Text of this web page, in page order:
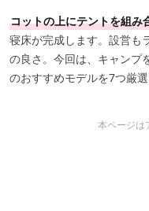
コットの上にテントを組み
寝床が完成します。設営も
の良さ。今回は、キャンプ
のおすすめモデルを7つ厳
本ページは